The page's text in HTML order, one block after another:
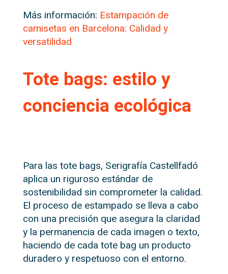
Más información: Estampación de
camisetas en Barcelona: Calidad y
versatilidad
Tote bags: estilo y
conciencia ecológica
Para las tote bags, Serigrafía Castellfadó
aplica un riguroso estándar de
sostenibilidad sin comprometer la calidad.
El proceso de estampado se lleva a cabo
con una precisión que asegura la claridad
y la permanencia de cada imagen o texto,
haciendo de cada tote bag un producto
duradero y respetuoso con el entorno.